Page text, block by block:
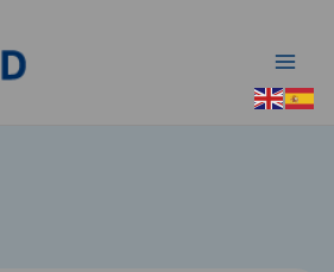
herramientas